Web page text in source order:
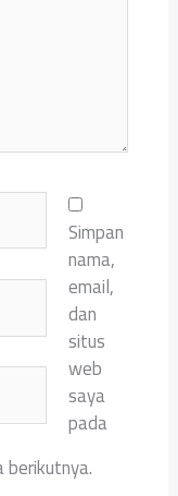
Simpan
nama,
email,
dan
situs
web
saya
pada